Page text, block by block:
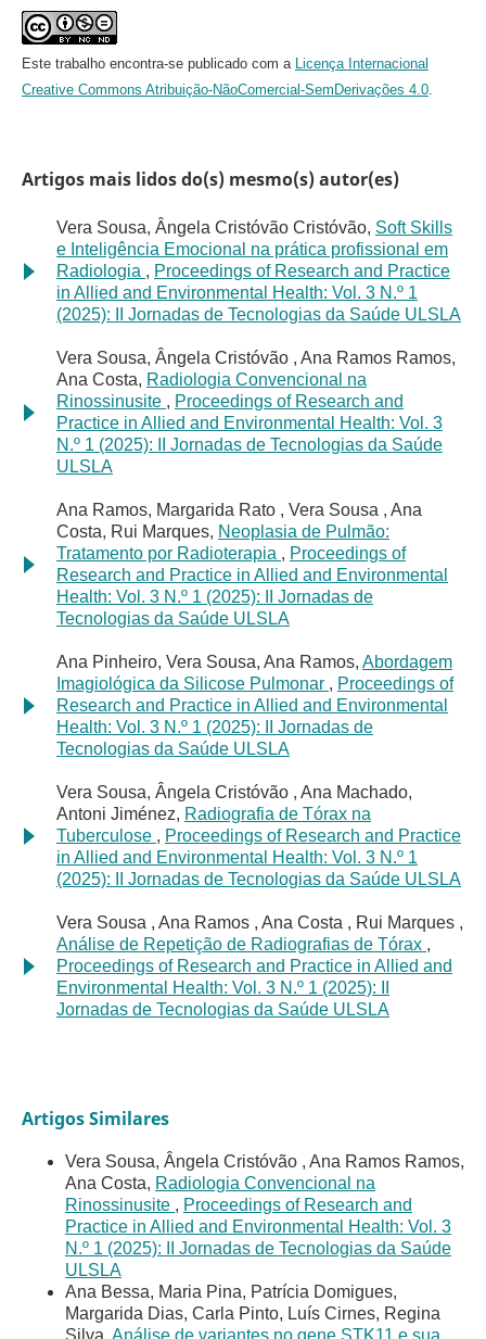
Este trabalho encontra-se publicado com a
Licença Internacional
Creative Commons Atribuição-NãoComercial-SemDerivações 4.0.
Artigos mais lidos do(s) mesmo(s) autor(es)
Vera Sousa, Ângela Cristóvão Cristóvão, Soft Skills
e Inteligência Emocional na prática profissional em
Radiologia , Proceedings of Research and Practice
in Allied and Environmental Health: Vol. 3 N.º 1
(2025): II Jornadas de Tecnologias da Saúde ULSLA
Vera Sousa, Ângela Cristóvão , Ana Ramos Ramos,
Ana Costa, Radiologia Convencional na
Rinossinusite , Proceedings of Research and
Practice in Allied and Environmental Health: Vol. 3
N.º 1 (2025): II Jornadas de Tecnologias da Saúde
ULSLA
Ana Ramos, Margarida Rato , Vera Sousa , Ana
Costa, Rui Marques, Neoplasia de Pulmão:
Tratamento por Radioterapia , Proceedings of
Research and Practice in Allied and Environmental
Health: Vol. 3 N.º 1 (2025): II Jornadas de
Tecnologias da Saúde ULSLA
Ana Pinheiro, Vera Sousa, Ana Ramos, Abordagem
Imagiológica da Silicose Pulmonar , Proceedings of
Research and Practice in Allied and Environmental
Health: Vol. 3 N.º 1 (2025): II Jornadas de
Tecnologias da Saúde ULSLA
Vera Sousa, Ângela Cristóvão , Ana Machado,
Antoni Jiménez, Radiografia de Tórax na
Tuberculose , Proceedings of Research and Practice
in Allied and Environmental Health: Vol. 3 N.º 1
(2025): II Jornadas de Tecnologias da Saúde ULSLA
Vera Sousa , Ana Ramos , Ana Costa , Rui Marques ,
Análise de Repetição de Radiografias de Tórax ,
Proceedings of Research and Practice in Allied and
Environmental Health: Vol. 3 N.º 1 (2025): II
Jornadas de Tecnologias da Saúde ULSLA
Artigos Similares
Vera Sousa, Ângela Cristóvão , Ana Ramos Ramos,
Ana Costa, Radiologia Convencional na
Rinossinusite , Proceedings of Research and
Practice in Allied and Environmental Health: Vol. 3
N.º 1 (2025): II Jornadas de Tecnologias da Saúde
ULSLA
Ana Bessa, Maria Pina, Patrícia Domigues,
Margarida Dias, Carla Pinto, Luís Cirnes, Regina
Silva, Análise de variantes no gene STK11 e sua